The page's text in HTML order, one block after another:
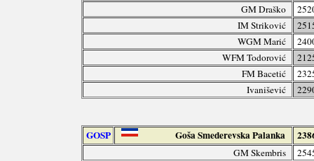
GM Draško
IM Striković
WGM Marić
WFM Todorović
FM Bacetić
Ivanišević
GOSP Goša Smederevska Palanka
GM Skembris